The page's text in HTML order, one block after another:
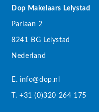
Dop Makelaars Lelystad
Parlaan 2
8241 BG Lelystad
Nederland
E. info@dop.nl
T. +31 (0)320 264 175